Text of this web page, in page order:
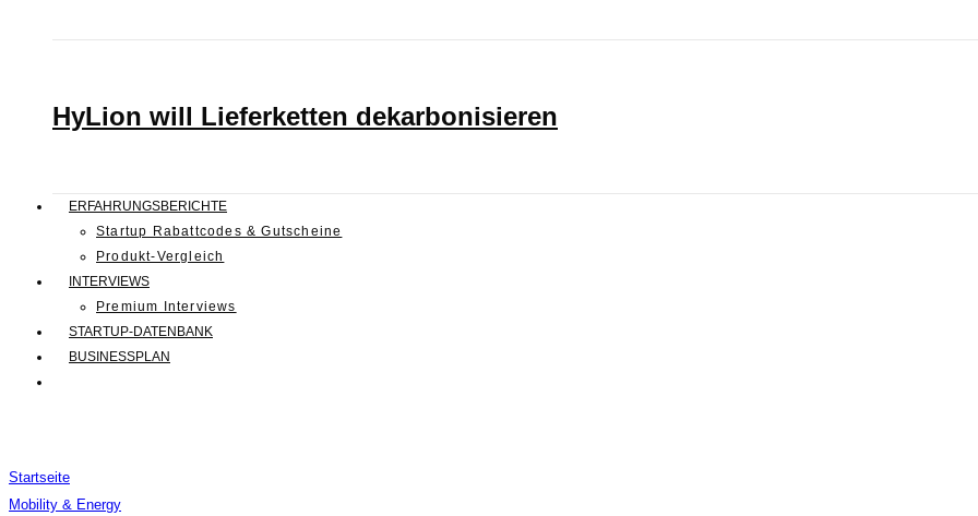
HyLion will Lieferketten dekarbonisieren
ERFAHRUNGSBERICHTE
Startup Rabattcodes & Gutscheine
Produkt-Vergleich
INTERVIEWS
Premium Interviews
STARTUP-DATENBANK
BUSINESSPLAN
Startseite
Mobility & Energy